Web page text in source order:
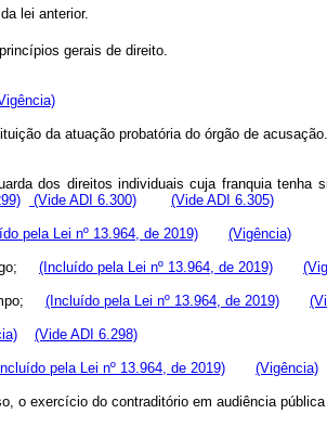
lei anterior.
gerais de direito.
da atuação probatória do órgão de
dos direitos individuais cuja franquia tenha
(Vide ADI 6.300) (Vide ADI 6.305)
pela Lei nº 13.964, de 2019) (Vigência)
(Incluído pela Lei nº 13.964, de 2019)
(Incluído pela Lei nº 13.964, de 2019)
(Vide ADI 6.298)
pela Lei nº 13.964, de 2019) (Vigência)
o exercício do contraditório em audiência